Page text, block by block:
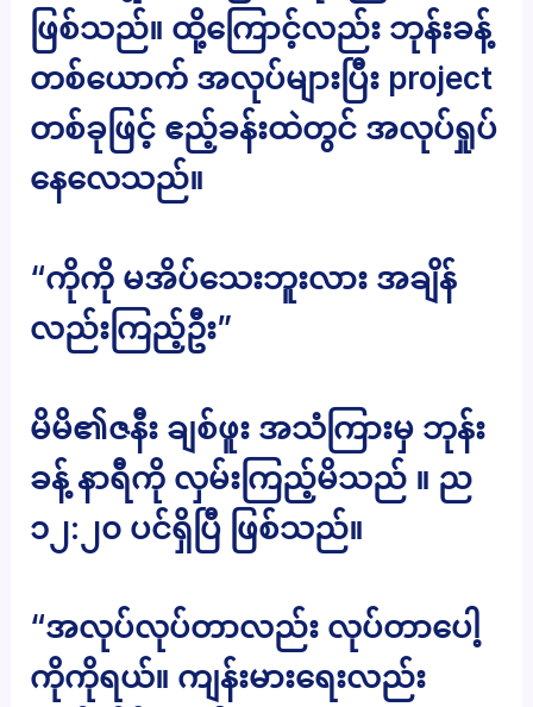
ဖြစ်သည်။ ထို့ကြောင့်လည်း ဘုန်းခန့်
တစ်ယောက် အလုပ်များပြီး project
တစ်ခုဖြင့် ဧည့်ခန်းထဲတွင် အလုပ်ရှုပ်
နေလေသည်။
“ကိုကို မအိပ်သေးဘူးလား အချိန်
လည်းကြည့်ဦး”
မိမိ၏ဇနီး ချစ်ဖူး အသံကြားမှ ဘုန်း
ခန့် နာရီကို လှမ်းကြည့်မိသည် ။ ည
၁၂:၂၀ ပင်ရှိပြီ ဖြစ်သည်။
“အလုပ်လုပ်တာလည်း လုပ်တာပေါ့
ကိုကိုရယ်။ ကျန်းမားရေးလည်း